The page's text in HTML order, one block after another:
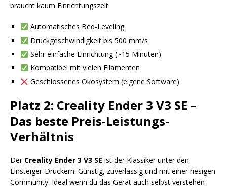
braucht kaum Einrichtungszeit.
Automatisches Bed-Leveling
Druckgeschwindigkeit bis 500 mm/s
Sehr einfache Einrichtung (~15 Minuten)
Kompatibel mit vielen Filamenten
Geschlossenes Ökosystem (eigene Software)
Platz 2: Creality Ender 3 V3 SE –
Das beste Preis-Leistungs-
Verhältnis
Der Creality Ender 3 V3 SE ist der Klassiker unter den
Einsteiger-Druckern. Günstig, zuverlässig und mit einer riesigen
Community. Ideal wenn du das Gerät auch selbst verstehen